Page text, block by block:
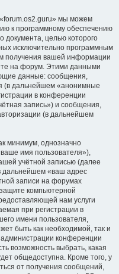
мы можем
к программному обеспечению
документа, целью которого
исключительно программным
получения вашей информации
на форум. Этими данными
данные: сообщения,
(в дальнейшем «анонимные
в конференции
запись») и сообщения,
(в дальнейшем
минимум, однозначно
имя пользователя»),
учётной записью (далее
дальнейшем «ваш адрес
записи на форумах
компьютерной
нам услуги
при регистрации в
имени пользователя,
быть как необходимой, так и
конференции
возможность выбрать, какая
общедоступна. Кроме того, у
от получения сообщений,